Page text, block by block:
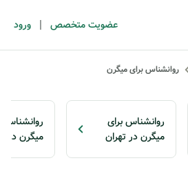
عضویت متخصص | ورود
روانشناس برای میگرن
روانشناس برای
میگرن در تهران
روانشناس
میگرن در